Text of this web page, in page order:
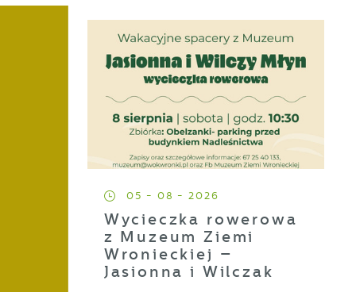
05 - 08 - 2026
Wycieczka rowerowa
z Muzeum Ziemi
Wronieckiej –
Jasionna i Wilczak